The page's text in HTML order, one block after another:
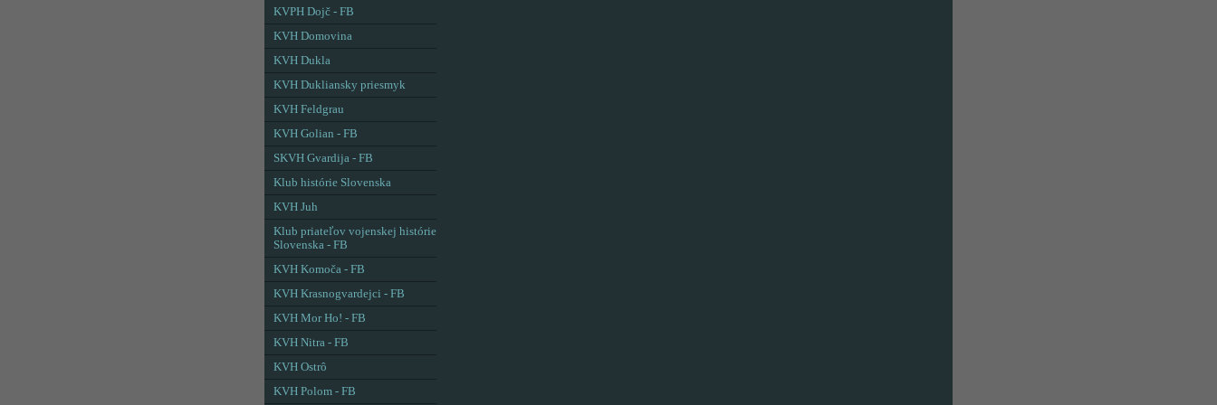
KVPH Dojč - FB
KVH Domovina
KVH Dukla
KVH Dukliansky priesmyk
KVH Feldgrau
KVH Golian - FB
SKVH Gvardija - FB
Klub histórie Slovenska
KVH Juh
Klub priateľov vojenskej histórie
Slovenska - FB
KVH Komoča - FB
KVH Krasnogvardejci - FB
KVH Mor Ho! - FB
KVH Nitra - FB
KVH Ostrô
KVH Polom - FB